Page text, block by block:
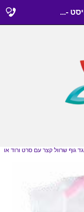
-...
גוף שרוול קצר עם סרט ורוד או